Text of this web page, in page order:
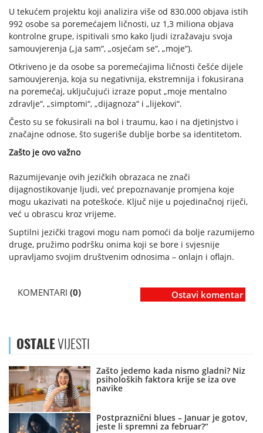
U tekućem projektu koji analizira više od 830.000 objava istih
992 osobe sa poremećajem ličnosti, uz 1,3 miliona objava
kontrolne grupe, ispitivali smo kako ljudi izražavaju svoja
samouvjerenja („ja sam“, „osjećam se“, „moje“).
Otkriveno je da osobe sa poremećajima ličnosti češće dijele
samouvjerenja, koja su negativnija, ekstremnija i fokusirana
na poremećaj, uključujući izraze poput „moje mentalno
zdravlje“, „simptomi“, „dijagnoza“ i „lijekovi“.
Često su se fokusirali na bol i traumu, kao i na djetinjstvo i
značajne odnose, što sugeriše dublje borbe sa identitetom.
Zašto je ovo važno
Razumijevanje ovih jezičkih obrazaca ne znači
dijagnostikovanje ljudi, već prepoznavanje promjena koje
mogu ukazivati na poteškoće. Ključ nije u pojedinačnoj riječi,
već u obrascu kroz vrijeme.
Suptilni jezički tragovi mogu nam pomoći da bolje razumijemo
druge, pružimo podršku onima koji se bore i svjesnije
upravljamo svojim društvenim odnosima – onlajn i oflajn.
KOMENTARI (0) Ostavi komentar
OSTALEVIJESTI
Zašto jedemo kada nismo gladni? Niz
psiholoških faktora krije se iza ove
navike
Postpraznični blues – Januar je gotov,
jeste li spremni za februar?“